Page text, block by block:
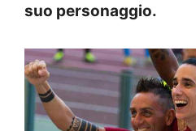
suo personaggio.